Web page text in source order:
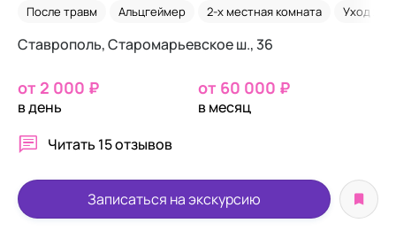
После травм Альцгеймер 2-х местная комната Уход 24/7
Ставрополь, Старомарьевское ш., 36
от 2 000 ₽
в день
от 60 000 ₽
в месяц
Читать 15 отзывов
Записаться на экскурсию